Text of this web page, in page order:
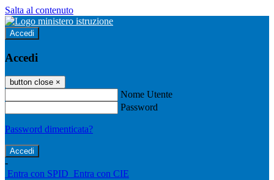
Salta al contenuto
Accedi
Accedi
button close ×
Nome Utente
Password
Password dimenticata?
-
Entra con SPID Entra con CIE